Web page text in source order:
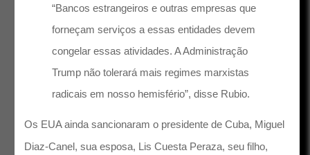
“Bancos estrangeiros e outras empresas que
forneçam serviços a essas entidades devem
congelar essas atividades. A Administração
Trump não tolerará mais regimes marxistas
radicais em nosso hemisfério”, disse Rubio.
Os EUA ainda sancionaram o presidente de Cuba, Miguel
Diaz-Canel, sua esposa, Lis Cuesta Peraza, seu filho,